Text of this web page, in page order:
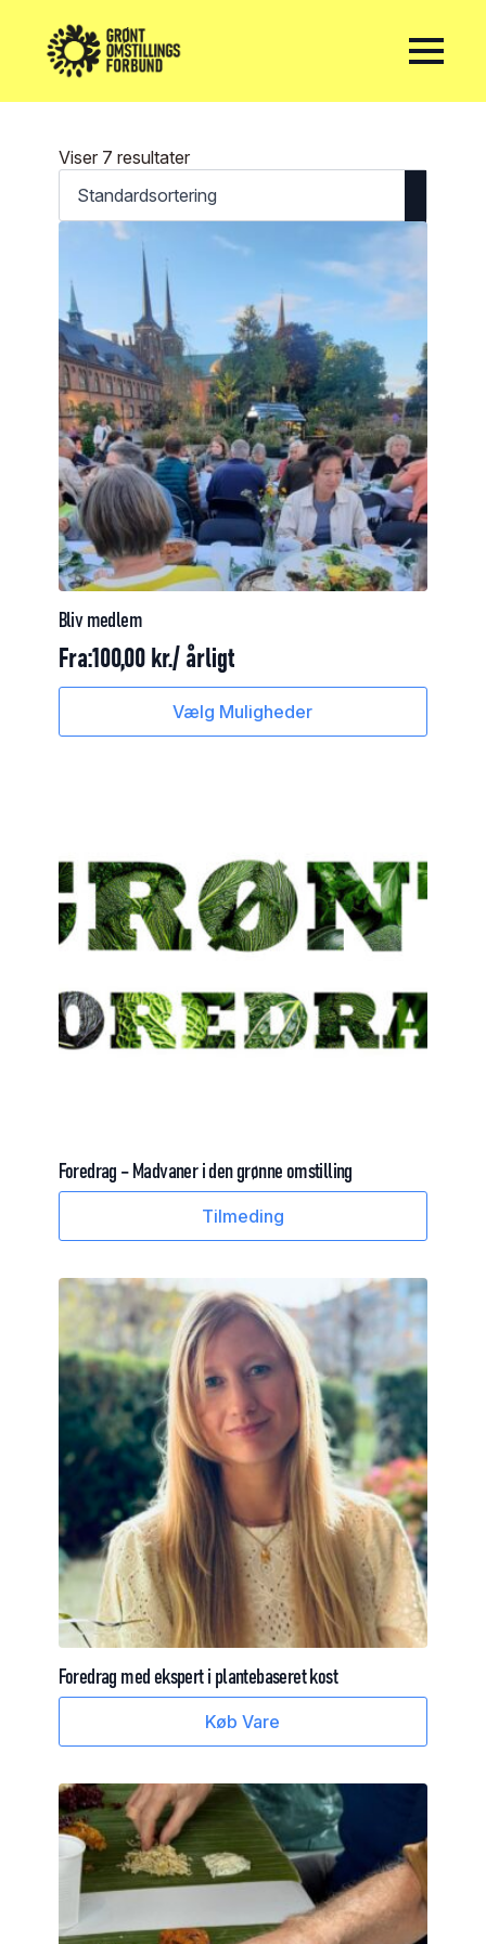
Viser 7 resultater
Blivmedlem
Fra:100,00kr./ årligt
Vælg Muligheder
Dette
vælges
på
varesiden
Foredrag–Madvaneridengrønneomstilling
Tilmeding
Foredragmedekspertiplantebaseretkost
Køb Vare